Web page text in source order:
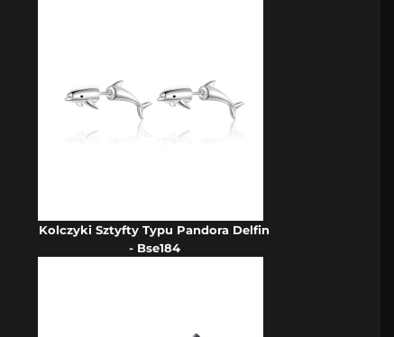
Kolczyki Sztyfty Typu Pandora Delfin
- Bse184